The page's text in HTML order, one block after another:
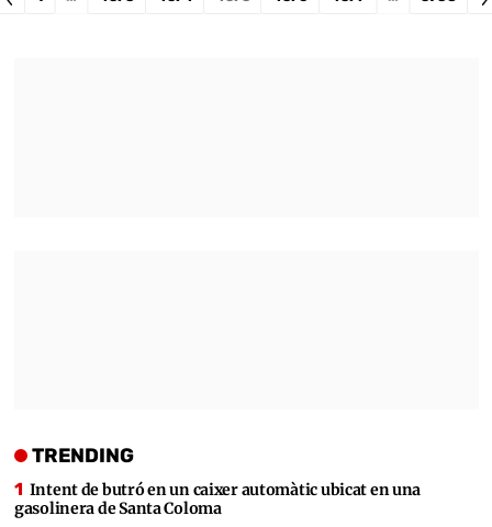
TRENDING
Intent de butró en un caixer automàtic ubicat en una
gasolinera de Santa Coloma